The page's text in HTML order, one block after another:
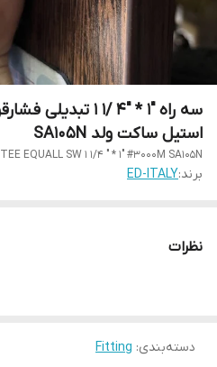
استیل ساکت ولد SA105N
TEE EQUALL SW 1 1/4 " * 1" #3000M SA105N
برند:ED-ITALY
نظرات
دسته‌بندی:
Fitting